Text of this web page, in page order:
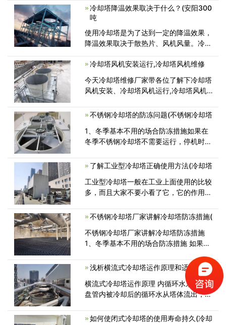
是工业冷却塔供冷系统设计注意事项。这
些注意事项是非常重要的。希望<
冷却塔降温效果取决于什么？(安阳300
吨
使用冷却塔是为了达到一定的降温效果，
降温效果取决于散热片、风机风量。冷却
其效果产生一定的影响。接下来小编为大
家介绍下这两点：一、散热片：是冷却塔
<
冷却塔风机安装运行,冷却塔风机维修
今天冷却塔维修厂家带各位了解下冷却塔
风机安装、冷却塔风机运行,冷却塔风机
到冷却塔故障可以来电咨询哦。<
不锈钢冷却塔的防冻问题(不锈钢冷却塔
1、冬季基本不用的场合防冻措施如果在
冬季不锈钢冷却塔不需要运行，停机时，
了解工业型冷却塔正确使用方法(冷却塔
工业型冷却塔一般在工业上面使用的比较
多，而且大家不要小看了它，它的作用是
不锈钢冷却塔厂家讲解冷却塔防冻措施(
不锈钢冷却塔厂家讲解冷却塔防冻措施
1、冬季基本不用的场合防冻措施 如果在
浅析横流式冷却塔运作原理和适用范围(
横流式冷却塔运作原理 内循环水系统：
盘管内被冷却后的循环水从塔体流出，由
如何使闭式冷却塔的使用寿命持久(冷却